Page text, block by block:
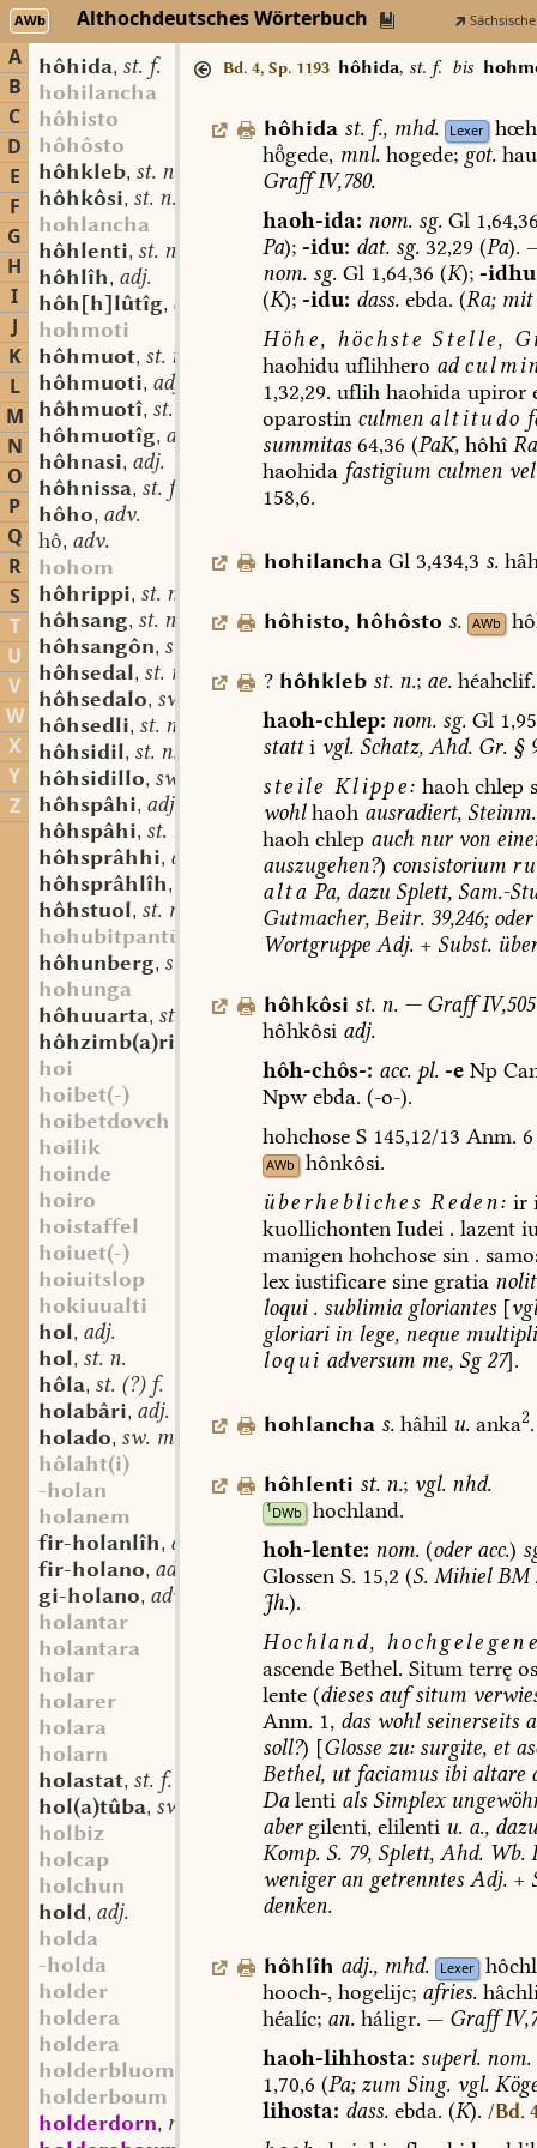
AWb Althochdeutsches Wörterbuch
A
B
C
D
E
F
G
H
I
J
K
L
M
N
O
P
Q
R
S
T
U
V
W
X
Y
Z
hôhida, st. f.
hohilancha
hôhisto
hôhôsto
hôhkleb, st. n.
hôhkôsi, st. n.
hohlancha
hôhlenti, st. n.
hôhlîh, adj.
hôh[h]lûtîg, adj.
hohmoti
hôhmuot, st. n.
hôhmuoti, adj.
hôhmuotî, st. f.
hôhmuotîg, adj.
hôhnasi, adj.
hôhnissa, st. f.
hôho, adv.
hô, adv.
hohom
hôhrippi, st. n. (?)
hôhsang, st. n.
hôhsangôn, sw. v.
hôhsedal, st. m.
hôhsedalo, sw. m.
hôhsedli, st. n.
hôhsidil, st. n.
hôhsidillo, sw. m.
hôhspâhi, adj.
hôhspâhi, st. n.
hôhsprâhhi, adj.
hôhsprâhlîh,
hôhstuol, st. m.
hohubitpantū
hôhunberg, st. m.
hohunga
hôhuuarta, st. f.
hôhzimb(a)ri
hoi
hoibet(-)
hoibetdovch
hoilik
hoinde
hoiro
hoistaffel
hoiuet(-)
hoiuitslop
hokiuualti
hol, adj.
hol, st. n.
hôla, st. (?) f.
holabâri, adj.
holado, sw. m.
hôlaht(i)
-holan
holanem
fir-holanlîh, adj.
fir-holano, adv.
gi-holano, adv.
holantar
holantara
holar
holarer
holara
holarn
holastat, st. f.
hol(a)tûba, sw. f.
holbiz
holcap
holchun
hold, adj.
holda
-holda
holder
holdera
holdera
holderbluome
holderboum
holderdorn, mhd. st. m.
Bd. 4, Sp. 1193 hôhida, st. f.bis
hôhida st. f., mhd. Lexer
hgede, mnl.hogede; got.
GraffIV,780.
haoh-ida: nom.sg.Gl
Pa); -idu: dat.sg.32,29 (Pa).
nom.sg.Gl1,64,36 (K); -
(K); -idu: dass.ebda. (Ra;mit
Höhe, höchste Stelle,
haohidu uflihhero ad
1,32,29. uflihhaohida upiror
oparostin culmen altitudo
summitas64,36 (PaK,hôhî Ra
haohida fastigiumculmenvel
158,6.
hohilancha Gl 3,434,3 s.
hôhisto, hôhôsto s. AWb
? hôhkleb st. n.; ae. héahclif.
haoh-chlep: nom.sg.Gl
statti vgl. Schatz,Ahd.Gr.§
steile Klippe: haoh chlep
wohl haoh ausradiert,
haohchlep auch nurvon
auszugehen?) consistorium
alta Pa, dazu Splett, Sam.-
Gutmacher,Beitr.39,246;oder
WortgruppeAdj.+ Subst.
hôhkôsi st. n. —GraffIV,505
hôhkôsi adj.
hôh-chôs-: acc.pl. -eNp
Npwebda. (-o-).
hohchoseS145,12/13 Anm. 6
AWb hônkôsi.
überhebliches Reden: ir
kuollichonten Iudei. lazent
manigenhohchosesin.
lexiustificaresinegratia
loqui.sublimiagloriantes[
gloriariin lege,neque
loqui adversum me, Sg27].
hohlancha s. hâhil u. anka2.
hôhlenti st. n.; vgl. nhd.
1DWb hochland.
hoh-lente: nom.(oderacc.)
GlossenS. 15,2 (S.MihielBM
Jh.).
Hochland,
ascende Bethel. Situmterrę
lente(diesesaufsitum
Anm. 1, daswohlseinerseits
soll?) [Glossezu:surgite,et
Bethel, utfaciamusibialtare
Dalenti als Simplex
abergilenti,elilenti u.a., dazu
Komp.S.79,Splett,Ahd.Wb.
wenigerangetrenntesAdj.+
denken.
hôhlîh adj., mhd. Lexer
hooch-,hogelijc; afries.
héalíc; an.háligr. — Graff
haoh-lihhosta: superl.nom.
1,70,6 (Pa; zumSing.vgl.
lihosta: dass.ebda. (K). /Bd.